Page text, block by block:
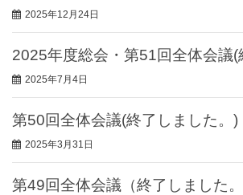
2025年12月24日
2025年度総会・第51回全体会議(
2025年7月4日
第50回全体会議(終了しました。)
2025年3月31日
第49回全体会議（終了しました。